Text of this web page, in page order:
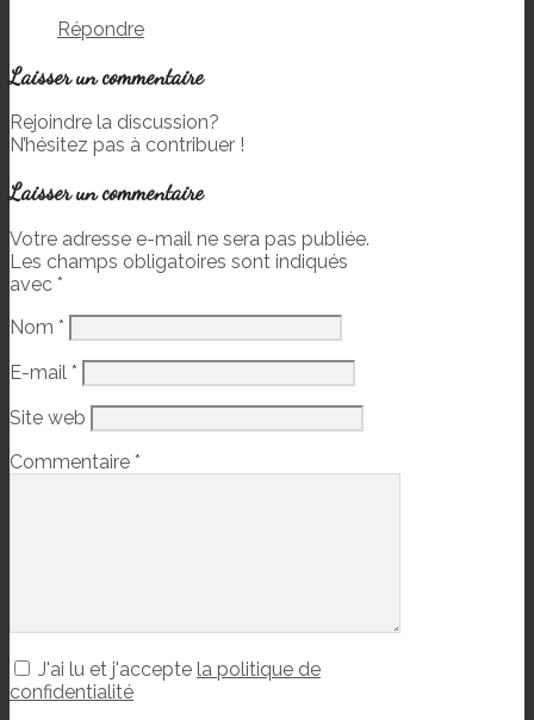
Répondre
Laisser un commentaire
Rejoindre la discussion?
N’hésitez pas à contribuer !
Laisser un commentaire
Votre adresse e-mail ne sera pas publiée.
Les champs obligatoires sont indiqués
avec *
Nom *
E-mail *
Site web
Commentaire *
J'ai lu et j'accepte la politique de
confidentialité